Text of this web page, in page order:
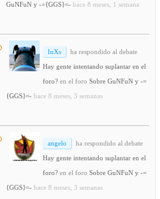
GuNFuN y -={GGS}=- hace 8 meses, 1 semana
InXs
ha respondido al debate
Hay gente intentando suplantar en el
foro? en el foro Sobre GuNFuN y -=
{GGS}=- hace 8 meses, 3 semanas
angelo
ha respondido al debate
Hay gente intentando suplantar en el
foro? en el foro Sobre GuNFuN y -=
{GGS}=- hace 8 meses, 3 semanas